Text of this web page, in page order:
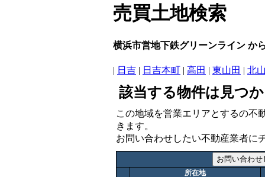
売買土地検索
横浜市営地下鉄グリーンライン か
| 日吉 | 日吉本町 | 高田 | 東山田 | 北
該当する物件は見つ
この地域を営業エリアとするの不
きます。
お問い合わせしたい不動産業者に
所在地